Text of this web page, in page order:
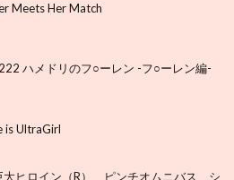
Meets Her Match
ハメドリのフ○ーレン -フ○ーレン編-
is UltraGirl
大ヒロイン（R） ピンチオムニバス シ